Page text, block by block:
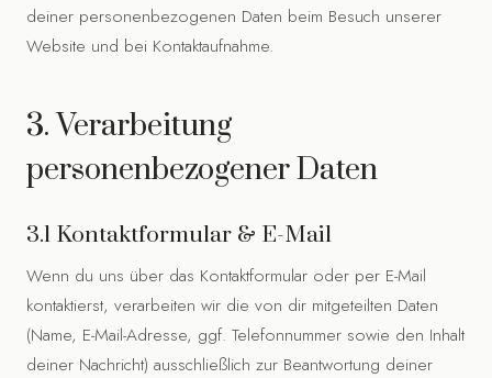
deiner personenbezogenen Daten beim Besuch unserer
Website und bei Kontaktaufnahme.
3. Verarbeitung
personenbezogener Daten
3.1 Kontaktformular & E-Mail
Wenn du uns über das Kontaktformular oder per E-Mail
kontaktierst, verarbeiten wir die von dir mitgeteilten Daten
(Name, E-Mail-Adresse, ggf. Telefonnummer sowie den Inhalt
deiner Nachricht) ausschließlich zur Beantwortung deiner